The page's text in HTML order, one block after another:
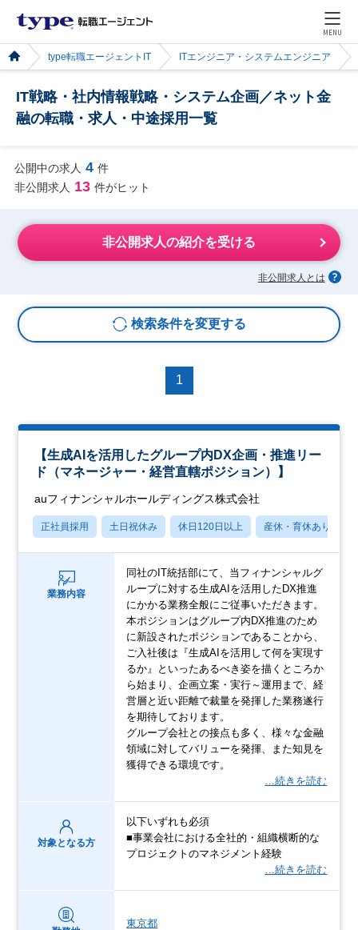
MENU
type転職エージェントIT ITエンジニア・システムエンジニア
IT戦略・社内情報戦略・システム企画／ネット金
融の転職・求人・中途採用一覧
公開中の求人 4 件
非公開求人 13 件がヒット
非公開求人の紹介を受ける
非公開求人とは
検索条件を変更する
1
【生成AIを活用したグループ内DX企画・推進リー
ド（マネージャー・経営直轄ポジション）】
auフィナンシャルホールディングス株式会社
正社員採用 土日祝休み 休日120日以上 産休・育休あり
業務内容
同社のIT統括部にて、当フィナンシャルグ
ループに対する生成AIを活用したDX推進
にかかる業務全般にご従事いただきます。
本ポジションはグループ内DX推進のため
に新設されたポジションであることから、
ご入社後は『生成AIを活用して何を実現す
るか』といったあるべき姿を描くところか
ら始まり、企画立案・実行～運用まで、経
営層と近い距離で裁量を発揮した業務遂行
を期待しております。
グループ会社との接点も多く、様々な金融
領域に対してバリューを発揮、また知見を
獲得できる環境です。
…続きを読む
対象となる方
以下いずれも必須
■事業会社における全社的・組織横断的な
プロジェクトのマネジメント経験
…続きを読む
東京都